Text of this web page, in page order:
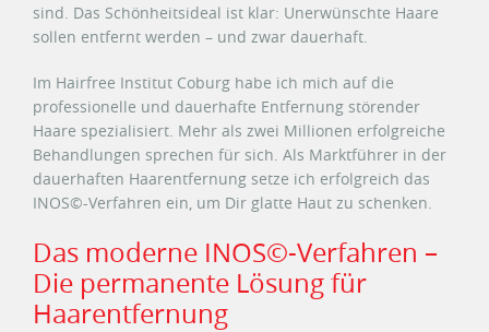
sind. Das Schönheitsideal ist klar: Unerwünschte Haare
sollen entfernt werden – und zwar dauerhaft.
Im Hairfree Institut Coburg habe ich mich auf die
professionelle und dauerhafte Entfernung störender
Haare spezialisiert. Mehr als zwei Millionen erfolgreiche
Behandlungen sprechen für sich. Als Marktführer in der
dauerhaften Haarentfernung setze ich erfolgreich das
INOS©-Verfahren ein, um Dir glatte Haut zu schenken.
Das moderne INOS©-Verfahren –
Die permanente Lösung für
Haarentfernung